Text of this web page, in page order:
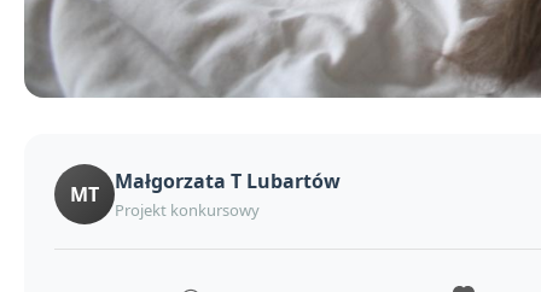
MT Małgorzata T Lubartów
Projekt konkursowy